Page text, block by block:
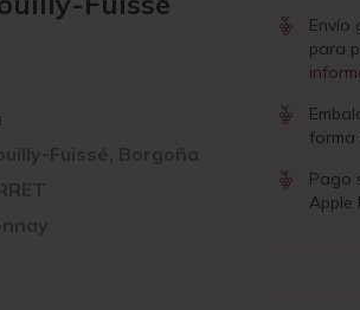
Fuissé, Borgoña
Envío
para
forma
Pago
Apple